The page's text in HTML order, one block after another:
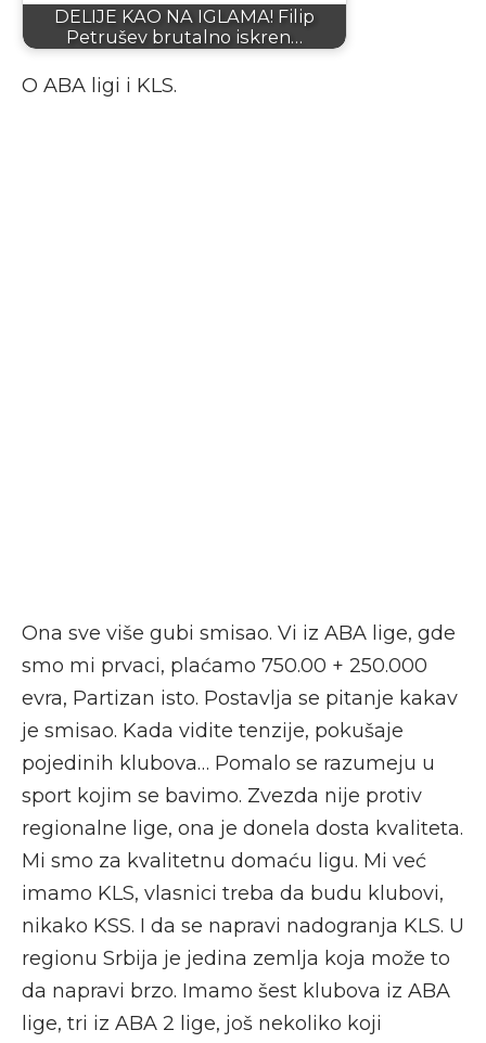
DELIJE KAO NA IGLAMA! Filip
Petrušev brutalno iskren…
O ABA ligi i KLS.
Ona sve više gubi smisao. Vi iz ABA lige, gde
smo mi prvaci, plaćamo 750.00 + 250.000
evra, Partizan isto. Postavlja se pitanje kakav
je smisao. Kada vidite tenzije, pokušaje
pojedinih klubova… Pomalo se razumeju u
sport kojim se bavimo. Zvezda nije protiv
regionalne lige, ona je donela dosta kvaliteta.
Mi smo za kvalitetnu domaću ligu. Mi već
imamo KLS, vlasnici treba da budu klubovi,
nikako KSS. I da se napravi nadogranja KLS. U
regionu Srbija je jedina zemlja koja može to
da napravi brzo. Imamo šest klubova iz ABA
lige, tri iz ABA 2 lige, još nekoliko koji